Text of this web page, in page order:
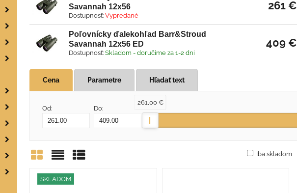
Savannah 12x56
Dostupnosť: Vypredané
261 €
Poľovnícky ďalekohľad Barr&Stroud
Savannah 12x56 ED
Dostupnosť: Skladom - doručíme za 1-2 dni
409 €
Cena Parametre Hľadať text
Od: Do:
261,00 €
Mriežka
ZoznamTabuľka
Iba skladom
SKLADOM